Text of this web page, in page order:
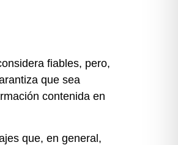
fiables, pero,
que sea
contenida en
que, en general,